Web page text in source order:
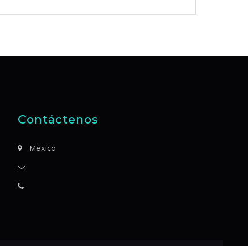
Contáctenos
Mexico